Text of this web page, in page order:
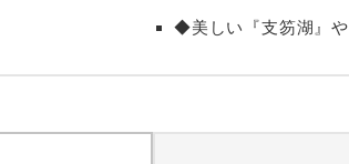
◆美しい『支笏湖』や